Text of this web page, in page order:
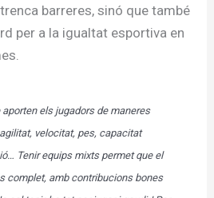
barreres, sinó que també
per a la igualtat esportiva en
aporten els jugadors de maneres
velocitat, pes, capacitat
Tenir equips mixts permet que el
complet, amb contribucions bones